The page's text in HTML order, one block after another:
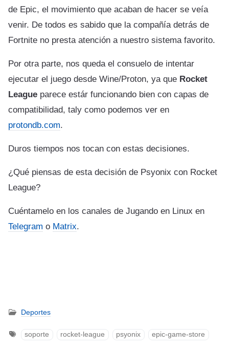
de Epic, el movimiento que acaban de hacer se veía
venir. De todos es sabido que la compañía detrás de
Fortnite no presta atención a nuestro sistema favorito.
Por otra parte, nos queda el consuelo de intentar
ejecutar el juego desde Wine/Proton, ya que Rocket
League parece estár funcionando bien con capas de
compatibilidad, taly como podemos ver en
protondb.com.
Duros tiempos nos tocan con estas decisiones.
¿Qué piensas de esta decisión de Psyonix con Rocket
League?
Cuéntamelo en los canales de Jugando en Linux en
Telegram o Matrix.
Deportes
soporte rocket-league psyonix epic-game-store